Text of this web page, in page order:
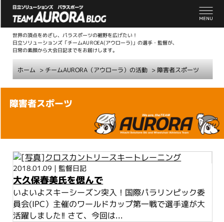
世界の頂点をめざし、パラスポーツの裾野を広げたい！
日立ソリューションズ「チームAUROEA(アウローラ)」の選手・監督が、
日常の素顔から大会日記までをお届けします。
ホーム > チームAURORA（アウローラ）の活動 >障害者スポーツ
本
障害者スポーツ
2018.01.09 | 監督日記
大久保春美氏を偲んで
いよいよスキーシーズン突入！国際パラリンピック委
員会(IPC）主催のワールドカップ第一戦で選手達が大
活躍しました!! さて、今回は...